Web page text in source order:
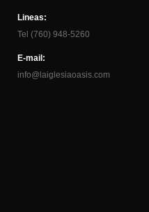
Lineas:
Tel (760) 948-5260
E-mail:
info@laiglesiaoasis.com